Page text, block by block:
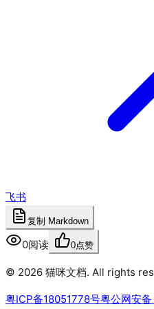
飞书
复制 Markdown
0阅读 0点赞
© 2026 猫咪文档. All rights
粤ICP备18051778号粤公网安